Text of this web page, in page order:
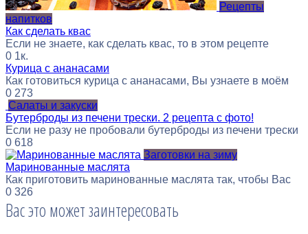
Рецепты
напитков
Как сделать квас
Если не знаете, как сделать квас, то в этом рецепте
0 1к.
Курица с ананасами
Как готовиться курица с ананасами, Вы узнаете в моём
0 273
Салаты и закуски
Бутерброды из печени трески. 2 рецепта с фото!
Если не разу не пробовали бутерброды из печени трески
0 618
Заготовки на зиму
Маринованные маслята
Как приготовить маринованные маслята так, чтобы Вас
0 326
Вас это может заинтересовать